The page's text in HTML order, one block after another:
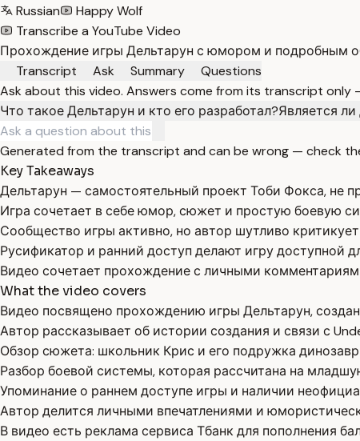
Russian
Happy Wolf
Transcribe a YouTube Video
Прохождение игры Дельтарун с юмором и подробным
Transcript
Ask Summary
Questions
Ask about this video. Answers come from its transcript
Что такое Дельтарун и кто его разработал?Является
Generated from the transcript and can be wrong — check
Key Takeaways
Дельтарун — самостоятельный проект Тоби Фокса, не
Игра сочетает в себе юмор, сюжет и простую боевую
Сообщество игры активно, но автор шутливо
Русификатор и ранний доступ делают игру доступной
Видео сочетает прохождение с личными
What the video covers
Видео посвящено прохождению игры Дельтарун,
Автор рассказывает об истории создания и связи с
Обзор сюжета: школьник Крис и его подружка
Разбор боевой системы, которая рассчитана на
Упоминание о раннем доступе игры и наличии
Автор делится личными впечатлениями и
В видео есть реклама сервиса Тбанк для пополнения